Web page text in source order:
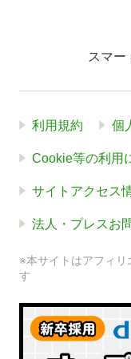
スマー
利用規約 個
Cookie等の利用
サイトアクセス
法人・プレスお
※本サイトはアフィリ
す